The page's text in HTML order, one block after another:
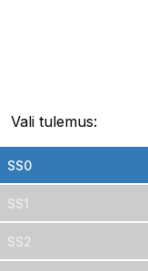
Vali tulemus:
SS0
SS1
SS2